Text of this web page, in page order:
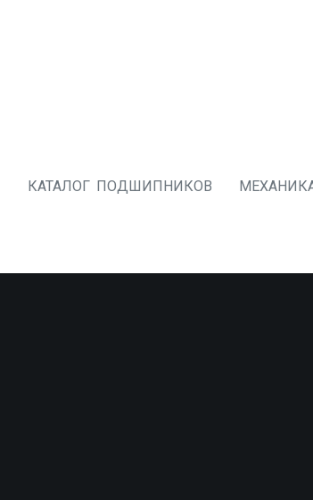
КАТАЛОГ ПОДШИПНИКОВ